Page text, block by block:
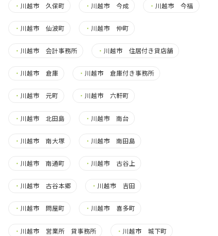
・ 川越市 久保町 ・ 川越市 今成 ・ 川越市 今福
・ 川越市 仙波町 ・ 川越市 仲町
・ 川越市 会計事務所 ・ 川越市 住居付き貸店舗
・ 川越市 倉庫 ・ 川越市 倉庫付き事務所
・ 川越市 元町 ・ 川越市 六軒町
・ 川越市 北田島 ・ 川越市 南台
・ 川越市 南大塚 ・ 川越市 南田島
・ 川越市 南通町 ・ 川越市 古谷上
・ 川越市 古谷本郷 ・ 川越市 吉田
・ 川越市 問屋町 ・ 川越市 喜多町
・ 川越市 営業所 貸事務所 ・ 川越市 城下町